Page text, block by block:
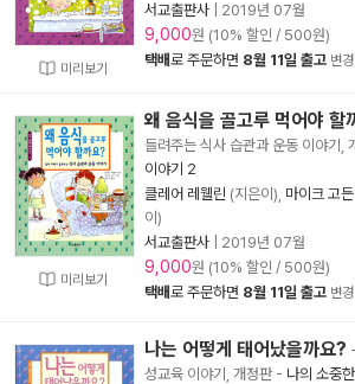
미리보기
서교출판사
2019년 07월
9,000원 (10% 할인 / 500원)
택배로 주문하면 8월 11일 출고 변경
미리보기
왜 음식을 골고루 먹어야 할
들려주는 식사 습관과 운동 이야기,
이야기 2
클레어 레웰린 (지은이), 마이크 고든
이)
서교출판사
2019년 07월
9,000원 (10% 할인 / 500원)
택배로 주문하면 8월 11일 출고 변경
나는 어떻게 태어났을까요?
성교육 이야기, 개정판- 나의 소중